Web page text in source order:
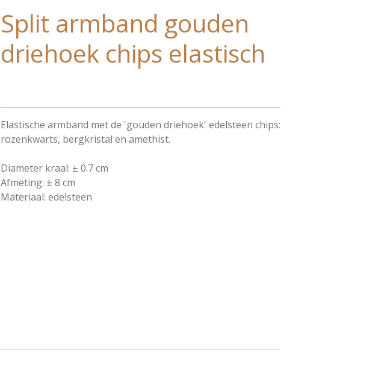
Split armband gouden
driehoek chips elastisch
Elastische armband met de 'gouden driehoek' edelsteen chips:
rozenkwarts, bergkristal en amethist.
Diameter kraal: ± 0.7 cm
Afmeting: ± 8 cm
Materiaal: edelsteen